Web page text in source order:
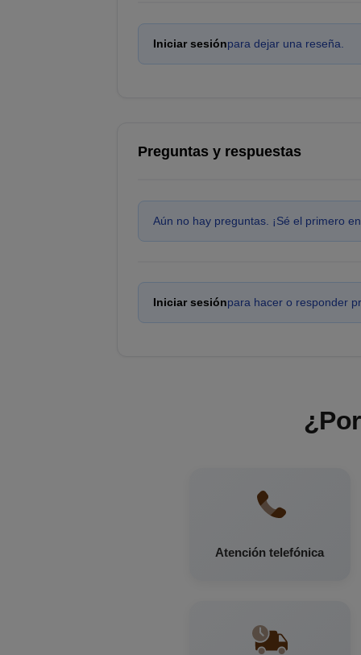
Iniciar sesiónpara dejar una reseña.
Preguntas y respuestas
Aún no hay preguntas. ¡Sé el primero
Iniciar sesiónpara hacer o responder
Atención telefónica